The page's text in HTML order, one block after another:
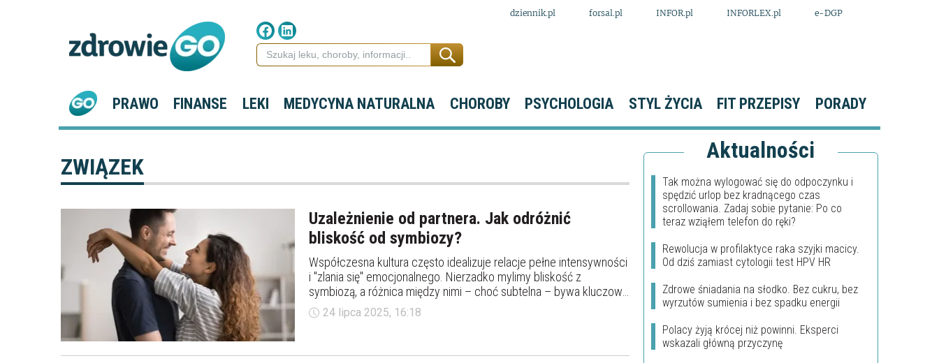
dziennik.pl forsal.pl INFOR.pl INFORLEX.pl e-DGP
PRAWO FINANSE LEKI MEDYCYNA NATURALNA CHOROBY PSYCHOLOGIA STYL ŻYCIA FIT PRZEPISY PORADY
ZWIĄZEK
Uzależnienie od partnera. Jak odróżnić
bliskość od symbiozy?
Współczesna kultura często idealizuje relacje pełne intensywności
i "zlania się" emocjonalnego. Nierzadko mylimy bliskość z
symbiozą, a różnica między nimi – choć subtelna – bywa kluczowa
dla zdrowia psychicznego, autonomii i trwałości relacji. Czy można
być uzależnionym od swojego partnera? Jak wygląda uzależnienie
24 lipca 2025, 16:18
Aktualności
Tak można wylogować się do odpoczynku i
spędzić urlop bez kradnącego czas
scrollowania. Zadaj sobie pytanie: Po co
teraz wziąłem telefon do ręki?
Rewolucja w profilaktyce raka szyjki macicy.
Od dziś zamiast cytologii test HPV HR
Zdrowe śniadania na słodko. Bez cukru, bez
wyrzutów sumienia i bez spadku energii
Polacy żyją krócej niż powinni. Eksperci
wskazali główną przyczynę